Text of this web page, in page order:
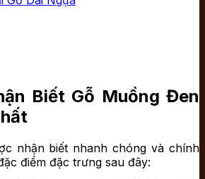
Biết Gỗ Muồng Đen
nhận biết nhanh chóng và chính
điểm đặc trưng sau đây: